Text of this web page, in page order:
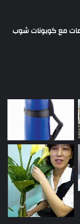
مع كوبونات شوب